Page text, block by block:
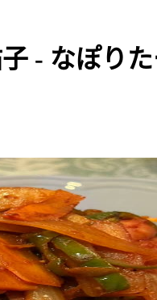
- なぽり